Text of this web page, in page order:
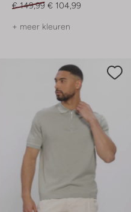
€ 149,99 € 104,99
+ meer kleuren